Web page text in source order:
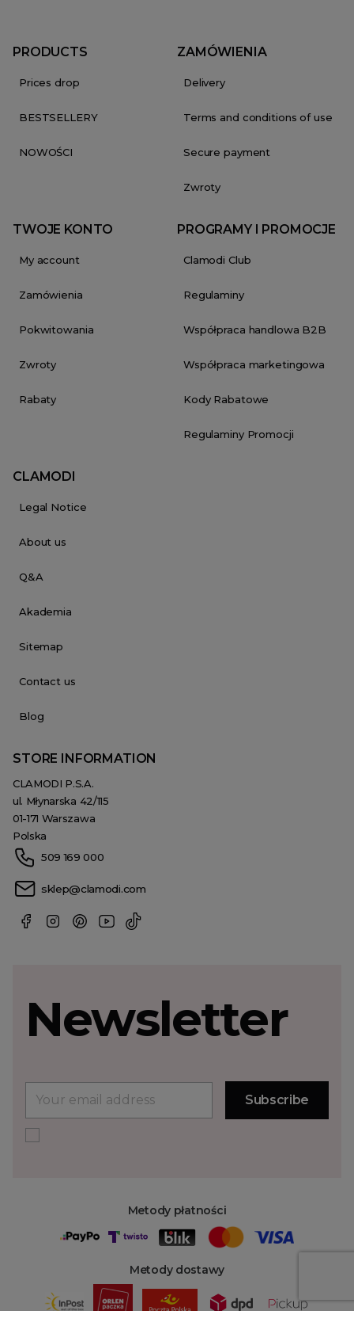
PRODUCTS
Prices drop
BESTSELLERY
NOWOŚCI
ZAMÓWIENIA
Delivery
Terms and conditions of use
Secure payment
Zwroty
TWOJE KONTO
My account
Zamówienia
Pokwitowania
Zwroty
Rabaty
PROGRAMY I PROMOCJE
Clamodi Club
Regulaminy
Współpraca handlowa B2B
Współpraca marketingowa
Kody Rabatowe
Regulaminy Promocji
CLAMODI
Legal Notice
About us
Q&A
Akademia
Sitemap
Contact us
Blog
STORE INFORMATION
CLAMODI P.S.A.
ul. Młynarska 42/115
01-171 Warszawa
Polska
509 169 000
sklep@clamodi.com
Metody płatności
Metody dostawy
Newsletter